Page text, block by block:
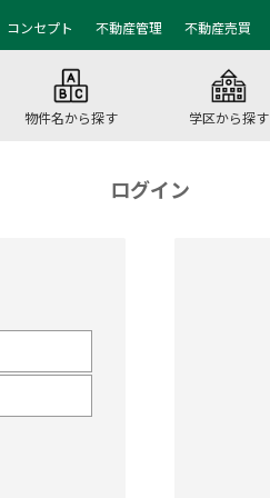
コンセプト 不動産管理 不動産売買
物件名から探す 学区から探す
ログイン